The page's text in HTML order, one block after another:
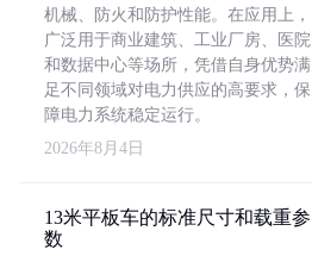
机械、防火和防护性能。在应用上，
广泛用于商业建筑、工业厂房、医院
和数据中心等场所，凭借自身优势满
足不同领域对电力供应的高要求，保
障电力系统稳定运行。
2026年8月4日
13米平板车的标准尺寸和载重参
数